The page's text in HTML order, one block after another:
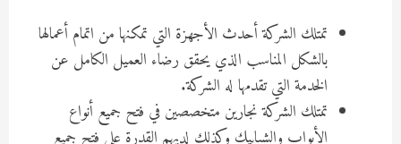
تمتلك الشركة أحدث الأجهزة التي تمكنها من اتمام أعمالها
بالشكل المناسب الذي يحقق رضاء العميل الكامل عن
الخدمة التي تقدمها له الشركة.
تمتلك الشركة نجارين متخصصين في فتح جميع أنواع
الأبواب والشبابيك وكذلك لديهم القدرة على فتح جميع